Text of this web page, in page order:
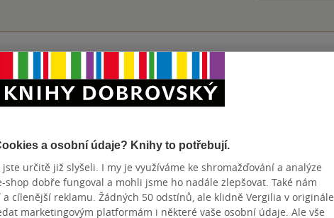
Přidat hodnocení
a osobní údaje? Knihy to potřebují.
určitě již slyšeli. I my je využíváme ke shromažďování a analýze
shop dobře fungoval a mohli jsme ho nadále zlepšovat. Také nám
cílenější reklamu. Žádných 50 odstínů, ale klidně Vergilia v originále.
marketingovým platformám i některé vaše osobní údaje. Ale vše